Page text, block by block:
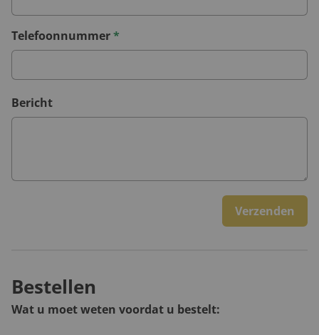
Telefoonnummer*
Bericht
Verzenden
Bestellen
Wat u moet weten voordat u bestelt: